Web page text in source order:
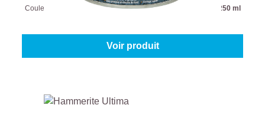
Couleur (Hammerite laques pour métaux):Blanc 250 ml
Voir produit